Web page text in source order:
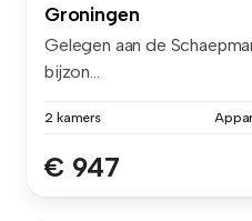
Groningen
Gelegen aan de
bijzon...
2 kamers
€ 947